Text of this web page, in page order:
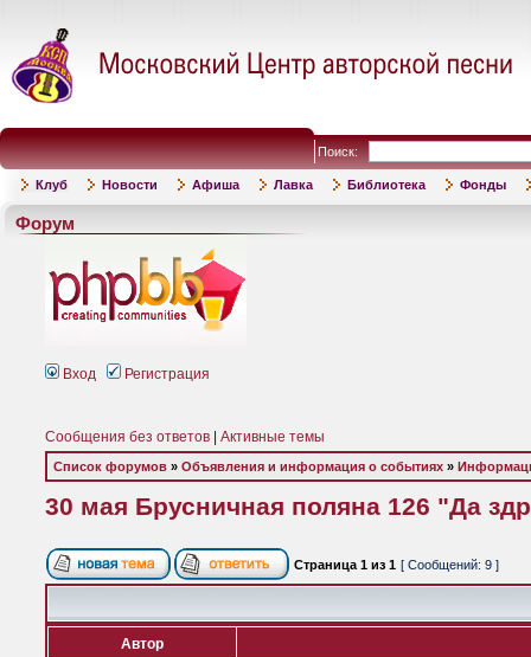
Поиск:
Клуб Новости Афиша Лавка Библиотека Фонды
Форум
Вход Регистрация
Сообщения без ответов Активные темы
Список форумов » Объявления и информация о событиях »
30 мая Брусничная поляна 126 "Да
Страница 1 из 1 [ Сообщений: 9 ]
Автор